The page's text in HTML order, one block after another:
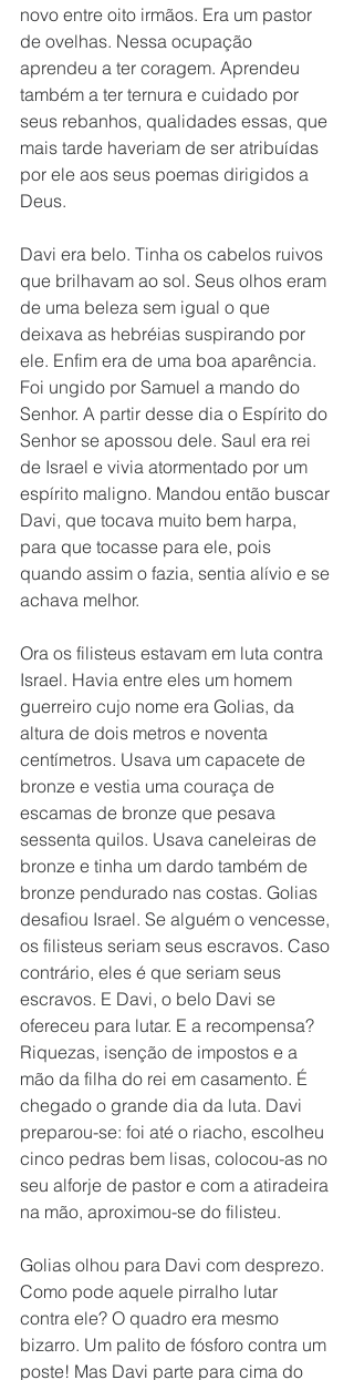
novo entre oito irmãos. Era um pastor
de ovelhas. Nessa ocupação
aprendeu a ter coragem. Aprendeu
também a ter ternura e cuidado por
seus rebanhos, qualidades essas, que
mais tarde haveriam de ser atribuídas
por ele aos seus poemas dirigidos a
Deus.
Davi era belo. Tinha os cabelos ruivos
que brilhavam ao sol. Seus olhos eram
de uma beleza sem igual o que
deixava as hebréias suspirando por
ele. Enfim era de uma boa aparência.
Foi ungido por Samuel a mando do
Senhor. A partir desse dia o Espírito do
Senhor se apossou dele. Saul era rei
de Israel e vivia atormentado por um
espírito maligno. Mandou então buscar
Davi, que tocava muito bem harpa,
para que tocasse para ele, pois
quando assim o fazia, sentia alívio e se
achava melhor.
Ora os filisteus estavam em luta contra
Israel. Havia entre eles um homem
guerreiro cujo nome era Golias, da
altura de dois metros e noventa
centímetros. Usava um capacete de
bronze e vestia uma couraça de
escamas de bronze que pesava
sessenta quilos. Usava caneleiras de
bronze e tinha um dardo também de
bronze pendurado nas costas. Golias
desafiou Israel. Se alguém o vencesse,
os filisteus seriam seus escravos. Caso
contrário, eles é que seriam seus
escravos. E Davi, o belo Davi se
ofereceu para lutar. E a recompensa?
Riquezas, isenção de impostos e a
mão da filha do rei em casamento. É
chegado o grande dia da luta. Davi
preparou-se: foi até o riacho, escolheu
cinco pedras bem lisas, colocou-as no
seu alforje de pastor e com a atiradeira
na mão, aproximou-se do filisteu.
Golias olhou para Davi com desprezo.
Como pode aquele pirralho lutar
contra ele? O quadro era mesmo
bizarro. Um palito de fósforo contra um
poste! Mas Davi parte para cima do